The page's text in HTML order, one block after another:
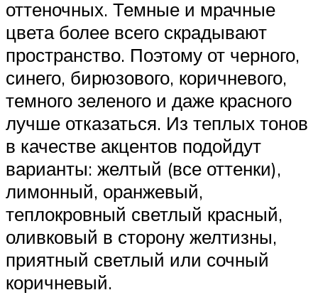
оттеночных. Темные и мрачные
цвета более всего скрадывают
пространство. Поэтому от черного,
синего, бирюзового, коричневого,
темного зеленого и даже красного
лучше отказаться. Из теплых тонов
в качестве акцентов подойдут
варианты: желтый (все оттенки),
лимонный, оранжевый,
теплокровный светлый красный,
оливковый в сторону желтизны,
приятный светлый или сочный
коричневый.